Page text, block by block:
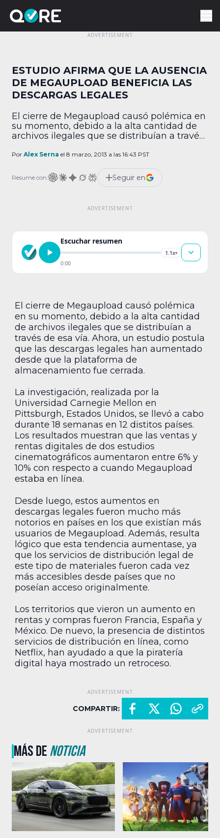
ESTUDIO AFIRMA QUE LA AUSENCIA
DE MEGAUPLOAD BENEFICIA LAS
DESCARGAS LEGALES
El cierre de Megaupload causó polémica en
su momento, debido a la alta cantidad de
archivos ilegales que se distribuían a través
descargas legales han aumentado desde
cerrada. La investigación, realizada por la
Universidad Carnegie Mellon en Pittsburgh,
Por Alex Serna el 8 marzo, 2013 a las 16:43 PST
Resume con: Seguir en
Escuchar resumen
1.1x▾
0:00
El cierre de Megaupload causó polémica
en su momento, debido a la alta cantidad
de archivos ilegales que se distribuían a
través de esa vía. Ahora, un estudio postula
que las descargas legales han aumentado
desde que la plataforma de
almacenamiento fue cerrada.
La investigación, realizada por la
Universidad Carnegie Mellon en
Pittsburgh, Estados Unidos, se llevó a cabo
durante 18 semanas en 12 distitos países.
Los resultados muestran que las ventas y
rentas digitales de dos estudios
cinematográficos aumentaron entre 6% y
10% con respecto a cuando Megaupload
estaba en línea.
Desde luego, estos aumentos en
descargas legales fueron mucho más
notorios en países en los que existían más
usuarios de Megaupload. Además, resulta
lógico que esta tendencia aumentase, ya
que los servicios de distribución legal de
este tipo de materiales fueron cada vez
más accesibles desde países que no
poseían acceso originalmente.
Los territorios que vieron un aumento en
rentas y compras fueron Francia, España y
México. De nuevo, la presencia de distintos
servicios de distribución en línea, como
Netflix, han ayudado a que la piratería
digital haya mostrado un retroceso.
COMPARTIR:
MÁS DENOTICIA